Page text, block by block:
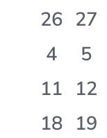
Eventi
0
eventi,
26 0
27
0
eventi,
4
0
5
0
eventi,
11 0
12
0
18 0
19